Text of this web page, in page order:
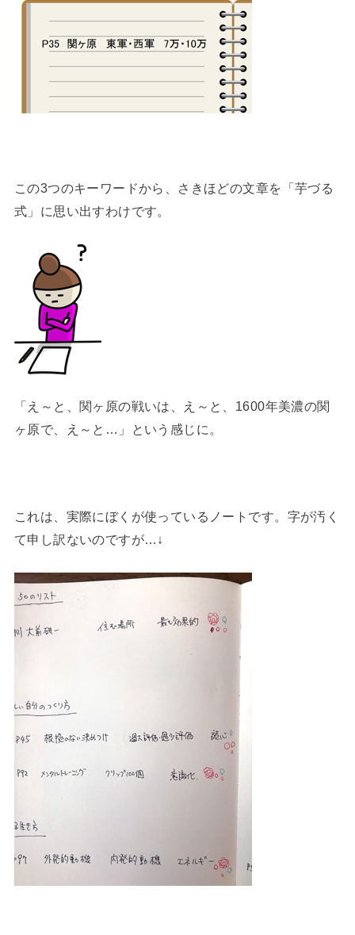
この3つのキーワードから、さきほどの文章を「芋づる
式」に思い出すわけです。
「え～と、関ヶ原の戦いは、え～と、1600年美濃の関
ヶ原で、え～と…」という感じに。
これは、実際にぼくが使っているノートです。字が汚く
て申し訳ないのですが…↓